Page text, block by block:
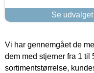
Se
Vi har gennemgået de
dem med stjerner fra 1 til
sortimentstørrelse,